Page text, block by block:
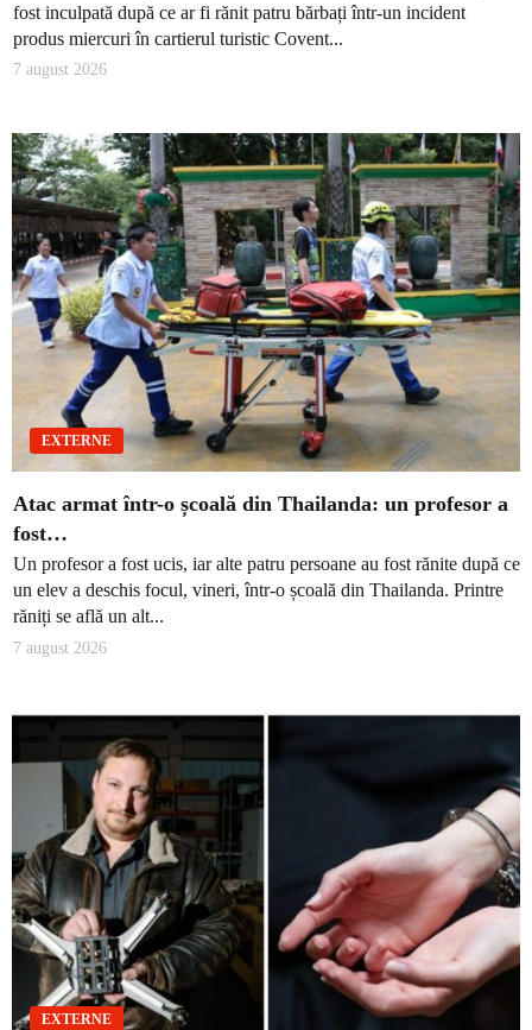
fost inculpată după ce ar fi rănit patru bărbați într-un incident
produs miercuri în cartierul turistic Covent...
7 august 2026
EXTERNE
Atac armat într-o școală din Thailanda: un profesor a
fost…
Un profesor a fost ucis, iar alte patru persoane au fost rănite după ce
un elev a deschis focul, vineri, într-o școală din Thailanda. Printre
răniți se află un alt...
7 august 2026
EXTERNE